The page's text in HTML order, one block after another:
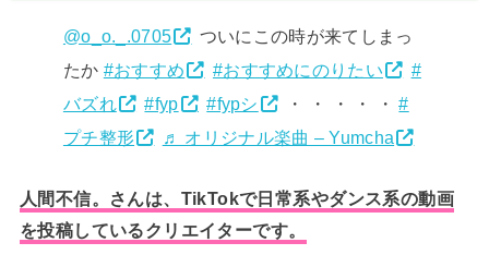
@o_o._.0705
ついにこの時が来てしまっ
たか #おすすめ #おすすめにのりたい
#
バズれ
#fyp #fypシ ・ ・ ・ ・ ・#
プチ整形
♬ オリジナル楽曲 – Yumcha
人間不信。さんは、TikTokで日常系やダンス系の動画
を投稿しているクリエイターです。